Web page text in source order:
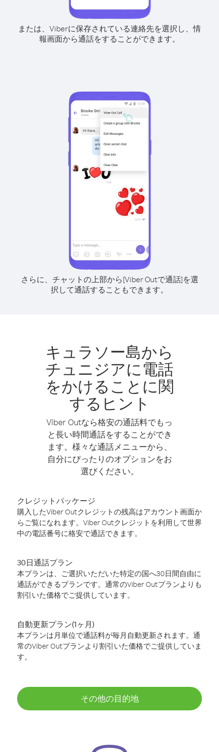
または、Viberに保存されている連絡先を選択し、情
報画面から通話をすることができます。
さらに、チャットの上部から[Viber Outで通話]を選
択して通話することもできます。
キュラソー島から
チュニジアに電話
をかけることに関
するヒント
Viber Outなら格安の通話料でもっ
と長い時間通話をすることができ
ます。様々な通話メニューから、
自分にぴったりのオプションをお
選びください。
クレジットパッケージ
購入したViber Outクレジットの残高はアカウント画面か
らご覧になれます。Viber Outクレジットを利用して世界
中の電話番号に格安で通話できます。
30日通話プラン
本プランは、ご選択いただいた特定の国へ30日間自由に
通話ができるプランです。通常のViber Outプランよりも
割引いた価格でご提供しています。
自動更新プラン(1ヶ月)
本プランは月単位で通話料が毎月自動更新されます。通
常のViber Outプランより割引いた価格でご提供していま
す。
その他の目的地